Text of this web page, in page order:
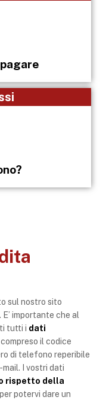
sul nostro sito
. E’ importante che al
tutti i dati
il codice
di telefono reperibile
I vostri dati
rispetto della
potervi dare un